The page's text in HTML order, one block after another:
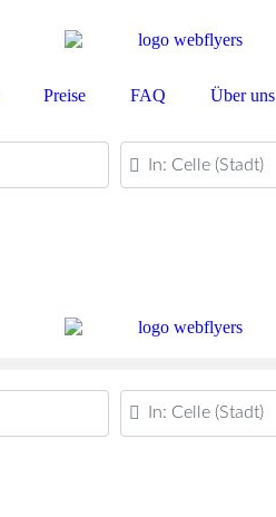
Preise FAQ Über uns
PLZ oder Ort
PLZ oder Ort